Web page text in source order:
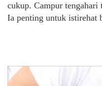
cukup. Campur
Ia penting untuk istirehat